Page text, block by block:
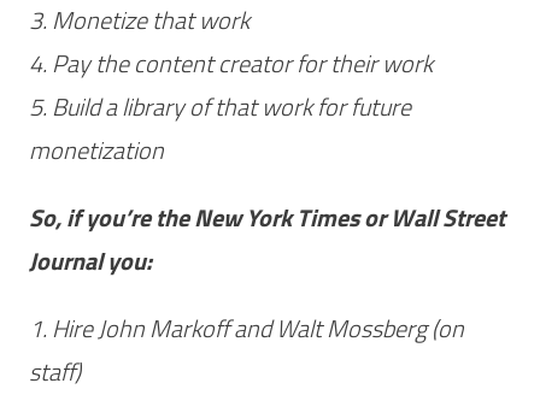
3. Monetize that work
4. Pay the content creator for their work
5. Build a library of that work for future
monetization
So, if you’re the New York Times or Wall Street
Journal you:
1. Hire John Markoff and Walt Mossberg (on
staff)